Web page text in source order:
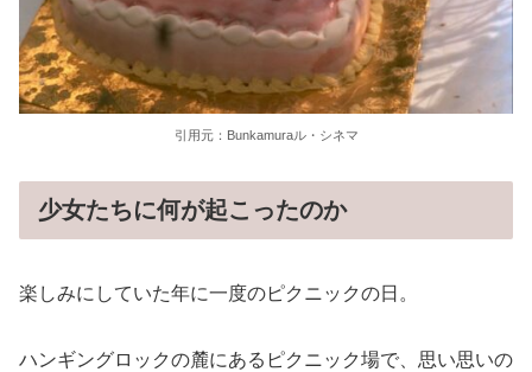
引用元：Bunkamuraル・シネマ
少女たちに何が起こったのか
楽しみにしていた年に一度のピクニックの日。
ハンギングロックの麓にあるピクニック場で、思い思いの